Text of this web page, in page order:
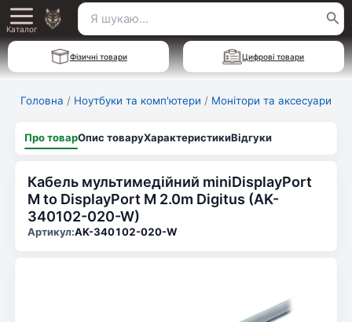
Перейти
до
вмісту
Main
Menu
Каталог
Пошук
для:
Фізичні товари Цифрові товари
Головна / Ноутбуки та комп'ютери / Монітори та аксесуари
Про товарОпис товаруХарактеристикиВідгуки
Кабель мультимедійний miniDisplayPort
M to DisplayPort M 2.0m Digitus (AK-
340102-020-W)
Артикул:AK-340102-020-W